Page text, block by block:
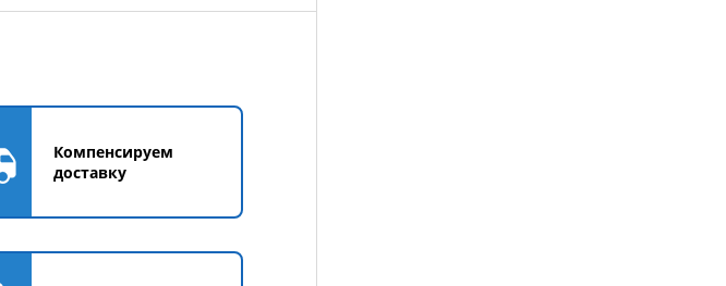
Компенсируем
доставку